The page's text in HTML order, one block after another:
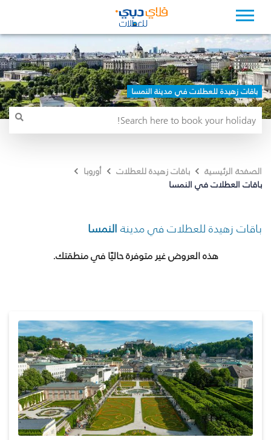
باقات زهيدة للعطلات في مدينة النمسا
الصفحة الرئيسية باقات زهيدة للعطلات
أوروبا
باقات العطلات في النمسا
باقات زهيدة للعطلات في مدينة النمسا
هذه العروض غير متوفرة حاليًا في منطقتك.